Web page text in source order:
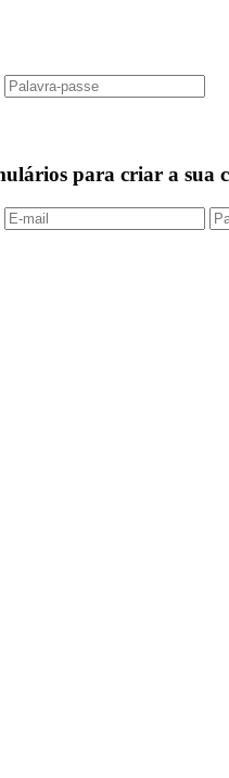
para criar a sua